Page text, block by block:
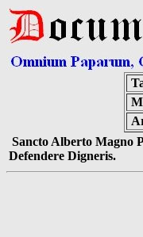
Sancto Alberto Magno
Defendere Digneris.